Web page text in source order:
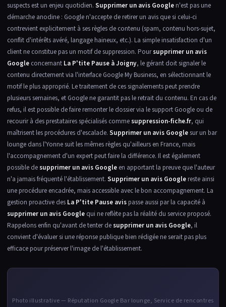
suspects est un enjeu quotidien. Supprimer un avis Google n'est pas une
démarche anodine : Google n'accepte de retirer un avis que si celui-ci
contrevient explicitement à ses règles de contenu (spam, contenu hors-sujet,
conflit d'intérêts avéré, langage haineux, etc.). La simple insatisfaction d'un
client ne constitue pas un motif de suppression. Poursupprimer un avis
Google concernant La P'tite Pause à Joigny, le gérant doit signaler le
contenu directement via l'interface Google My Business, en sélectionnant le
motif le plus approprié. Le traitement de ces signalements peut prendre
plusieurs semaines, et Google ne garantit pas le retrait du contenu. En cas de
refus, il est possible de faire remonter le dossier via le support Google ou de
recourir à des prestataires spécialisés commesuppression-fiche.fr, qui
maîtrisent les procédures d'escalade. Supprimer un avis Googlesur un bar
lounge dans l'Yonne suit les mêmes règles qu'ailleurs en France, mais
l'accompagnement d'un expert peut faire la différence. Il est également
possible desupprimer un avis Google en apportant la preuve que l'auteur
n'a jamais fréquenté l'établissement. Supprimer un avis Google reste ainsi
une procédure encadrée, mais accessible avec le bon accompagnement. La
gestion proactive des La P'tite Pause avis passe aussi par la capacité à
supprimer un avis Google qui ne reflète pas la réalité du service proposé.
Rappelons enfin qu'avant de tenter desupprimer un avis Google, il
convient d'évaluer si une réponse publique bien rédigée ne serait pas plus
efficace pour préserver l'image de l'établissement.
Photo illustrative — Réputation Google Bar lounge, Service de rencontres